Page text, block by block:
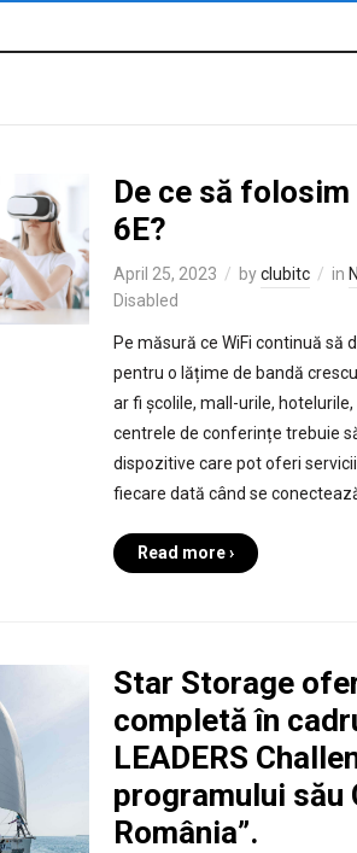
De ce să
6E?
April 25, 2023 byclubitc in
Disabled
Pe măsură ce WiFi continuă să
pentru o lățime de bandă
ar fi școlile, mall-urile,
centrele de conferințe trebuie
dispozitive care pot oferi
fiecare dată când se conectează
Read more ›
Star Storage
completă în
LEADERS
programului său
România”.